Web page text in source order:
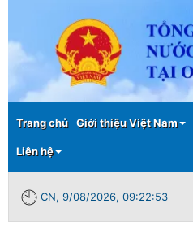
Main menu
Trang chủ Giới thiệu Việt Nam
Liên hệ
CN, 9/08/2026, 09:22:53